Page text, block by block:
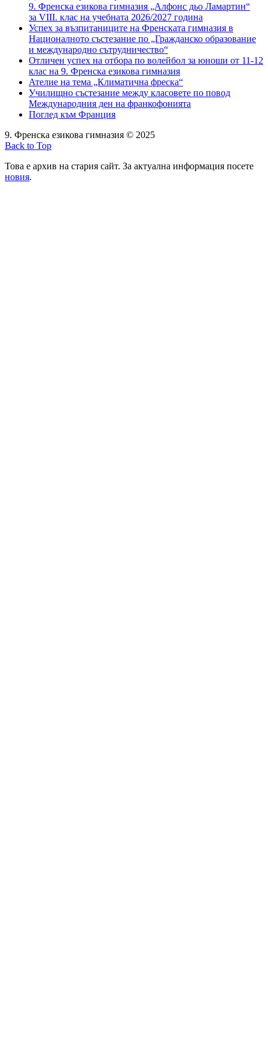
9. Френска езикова гимназия „Алфонс дьо Ламартин“
за VIII. клас на учебната 2026/2027 година
Успех за възпитаниците на Френската гимназия в
Националното състезание по „Гражданско образование
и международно сътрудничество“
Отличен успех на отбора по волейбол за юноши от 11-12
клас на 9. Френска езикова гимназия
Ателие на тема „Климатична фреска“
Училищно състезание между класовете по повод
Международния ден на франкофонията
Поглед към Франция
9. Френска езикова гимназия © 2025
Back to Top
Това е архив на стария сайт. За актуална информация посете
новия.